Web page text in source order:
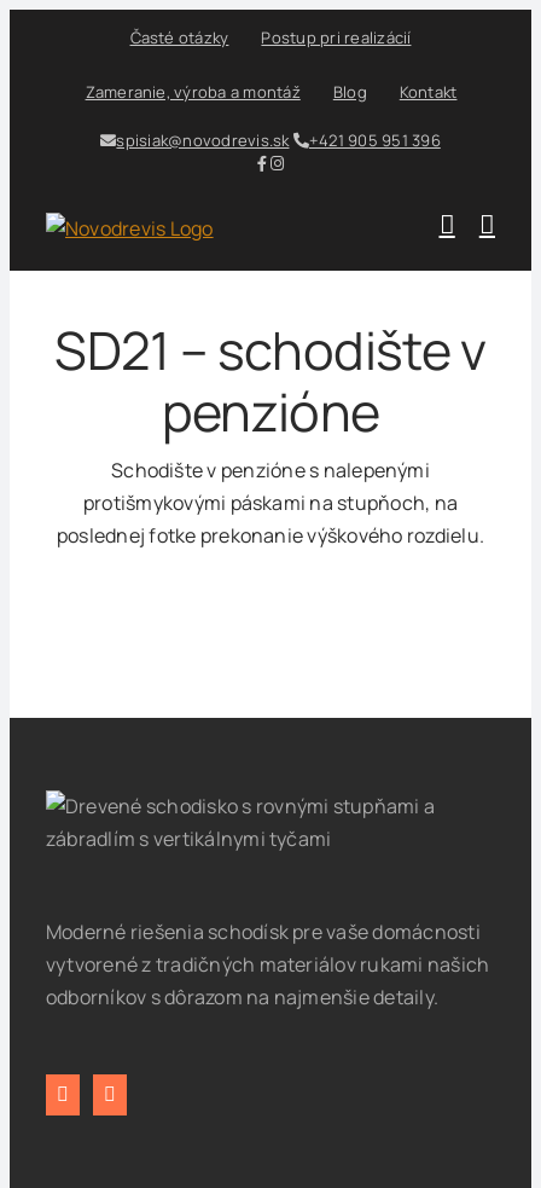
Časté otázky Postup pri realizácií
Zameranie, výroba a montáž Blog Kontakt
spisiak@novodrevis.sk +421 905 951 396
SD21 – schodište v
penzióne
Schodište v penzióne s nalepenými
protišmykovými páskami na stupňoch, na
poslednej fotke prekonanie výškového rozdielu.
Moderné riešenia schodísk pre vaše domácnosti
vytvorené z tradičných materiálov rukami našich
odborníkov s dôrazom na najmenšie detaily.